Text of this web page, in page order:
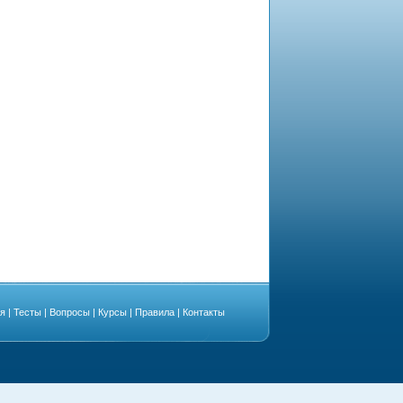
| Тесты | Вопросы | Курсы | Правила | Контакты